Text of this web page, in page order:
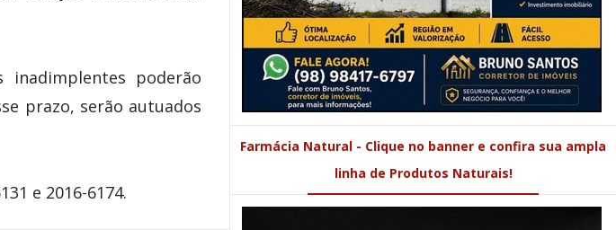
inadimplentes poderão
prazo, serão autuados
e 2016-6174.
Farmácia Natural - Clique no banner e confira sua ampla
linha de Produtos Naturais!